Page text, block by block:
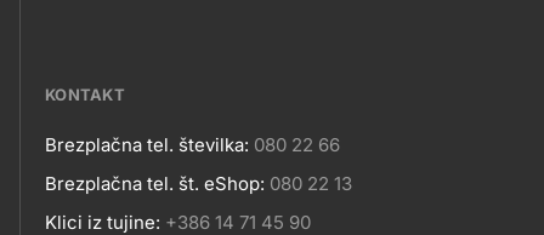
KONTAKT
Kontakt
Brezplačna tel. številka: 080 22 66
Brezplačna tel. št. eShop: 080 22 13
Klici iz tujine: +386 14 71 45 90